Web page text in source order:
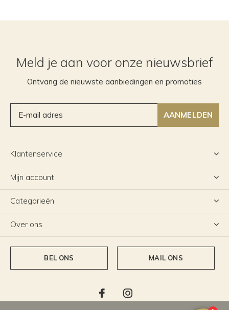
Meld je aan voor onze nieuwsbrief
Ontvang de nieuwste aanbiedingen en promoties
AANMELDEN
Klantenservice
Mijn account
Categorieën
Over ons
BEL ONS MAIL ONS